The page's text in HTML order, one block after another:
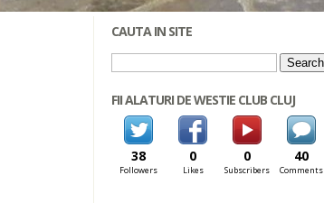
CAUTA IN SITE
FII ALATURI DE WESTIE CLUB CLUJ
38
Followers
0
Likes
0
Subscribers
40
Comments